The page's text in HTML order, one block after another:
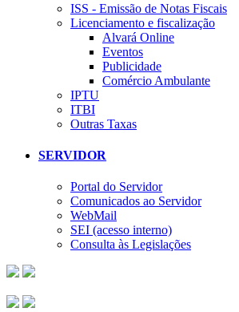
ISS - Emissão de Notas Fiscais
Licenciamento e fiscalização
Alvará Online
Eventos
Publicidade
Comércio Ambulante
IPTU
ITBI
Outras Taxas
SERVIDOR
Portal do Servidor
Comunicados ao Servidor
WebMail
SEI (acesso interno)
Consulta às Legislações